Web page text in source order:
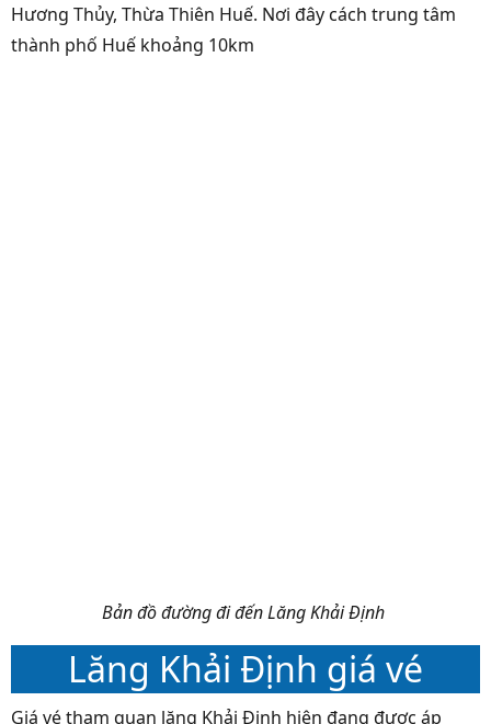
Hương Thủy, Thừa Thiên Huế. Nơi đây cách trung tâm
thành phố Huế khoảng 10km
Bản đồ đường đi đến Lăng Khải Định
Lăng Khải Định giá vé
Giá vé tham quan lăng Khải Định hiện đang được áp